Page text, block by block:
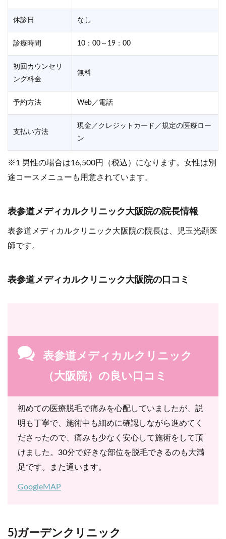
休診日 なし
診療時間 10：00～19：00
初回カウンセリ
ング料金
無料
予約方法 Web／電話
支払い方法
現金／クレジットカード／規定の医療ロー
ン
※1 男性の場合は16,500円（税込）になります。女性は別
途コースメニューも用意されています。
表参道メディカルクリニック大阪院の院長情報
表参道メディカルクリニック大阪院の院長は、児玉光顕医
師です。
表参道メディカルクリニック大阪院の口コミ
表参道メディカルクリニック
（大阪院）の良い口コミ
初めての医療脱毛で痛みを心配していましたが、説
明も丁寧で、施術中も細めに確認しながら進めてく
ださったので、痛みも少なく安心して施術をして頂
けました。30分で好きな部位を脱毛できるのも大満
足です。また通います。
GoogleMAP
5)ガーデンクリニック